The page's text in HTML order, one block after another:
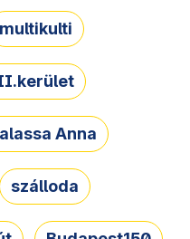
multikulti
Anna
szálloda